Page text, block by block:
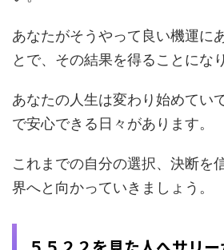
あなたがそうやって良い機運に
とで、その結果を得ることにな
あなたの人生は変わり始めてい
で安心できる日々があります。
これまでの自分の選択、決断を
界へと向かっていきましょう。